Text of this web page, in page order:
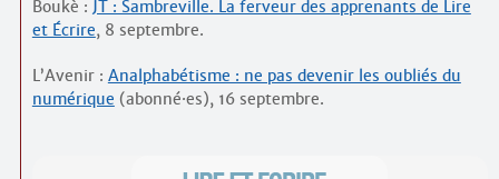
Boukè : JT : Sambreville. La ferveur des apprenants de Lire
et Écrire, 8 septembre.
L’Avenir : Analphabétisme : ne pas devenir les oubliés du
numérique (abonné·es), 16 septembre.